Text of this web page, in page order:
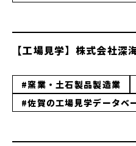
【工場見学】株式会社深
#窯業・土石製品製造業
#佐賀の工場見学データベ